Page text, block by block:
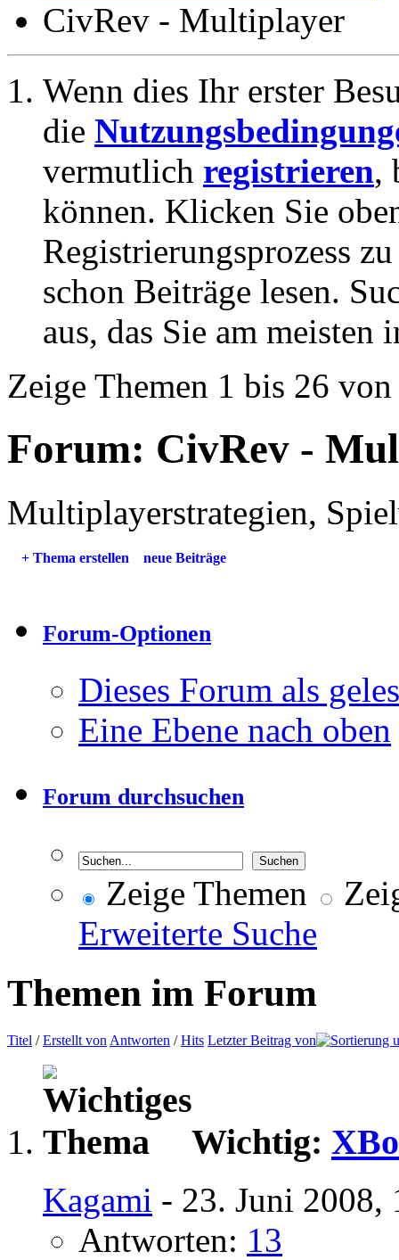
CivRev - Multiplayer
Wenn dies Ihr erster
die
vermutlich registrieren,
können. Klicken Sie
Registrierungsprozess
schon Beiträge lesen.
aus, das Sie am meisten
Zeige Themen 1 bis 26
Forum: CivRev -
Multiplayerstrategien,
+ Thema erstellen neue Beiträge
Forum-Optionen
Dieses Forum als
Eine Ebene nach oben
Forum durchsuchen
Zeige Themen
Erweiterte Suche
Themen im Forum
Titel /Erstellt von Antworten /Hits Letzter Beitrag von
Wichtig:
Kagami - 23. Juni 2008,
Antworten: 13